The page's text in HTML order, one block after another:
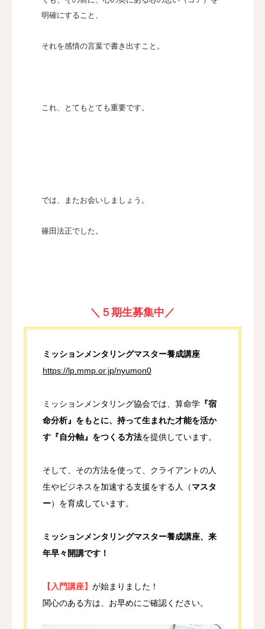
明確にすること、
それを感情の言葉で書き出すこと。
これ、とてもとても重要です。
では、またお会いしましょう。
篠田法正でした。
＼５期生募集中／
ミッションメンタリングマスター養成講座
https://lp.mmp.or.jp/nyumon0
ミッションメンタリング協会では、算命学 『宿
命分析』をもとに、持って生まれた才能を活か
す『自分軸』をつくる方法を提供しています。
そして、その方法を使って、クライアントの人
生やビジネスを加速する支援をする人（マスタ
ー）を育成しています。
ミッションメンタリングマスター養成講座、来
年早々開講です！
【入門講座】 が始まりました！
関心のある方は、お早めにご確認ください。